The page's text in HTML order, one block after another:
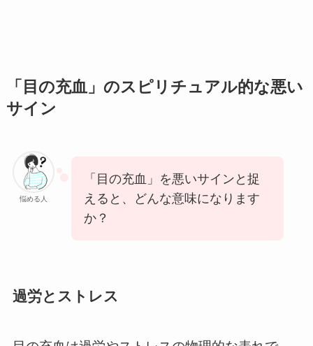
「目の充血」のスピリチュアル的な悪い
サイン
悩める人
「目の充血」を悪いサインと捉
えると、どんな意味になります
か？
過労とストレス